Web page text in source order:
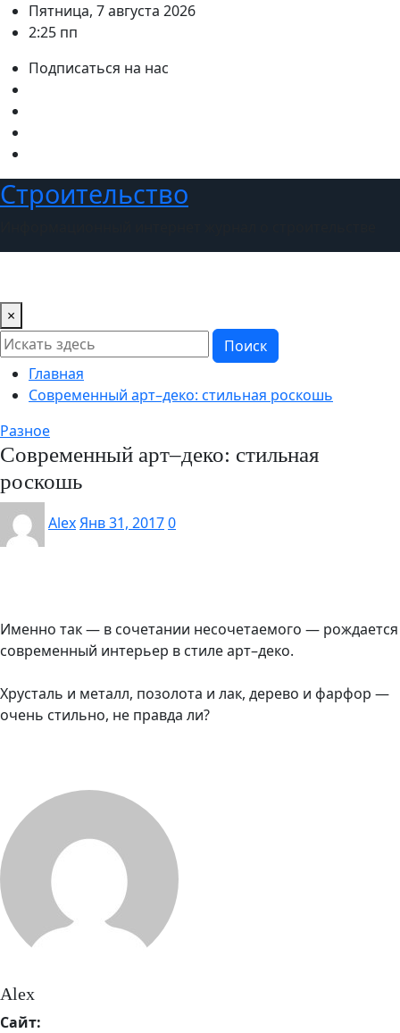
ПерейтиПятница, 7 августа 2026
2:25 пп
Подписаться на нас
Строительство
×
Поиск
Главная
Современный арт–деко: стильная роскошь
Разное
Современный арт–деко: стильная
роскошь
AlexЯнв 31, 20170
Именно так — в сочетании несочетаемого — рождается
современный интерьер в стиле арт–деко.
Хрусталь и металл, позолота и лак, дерево и фарфор —
очень стильно, не правда ли?
Alex
Сайт: